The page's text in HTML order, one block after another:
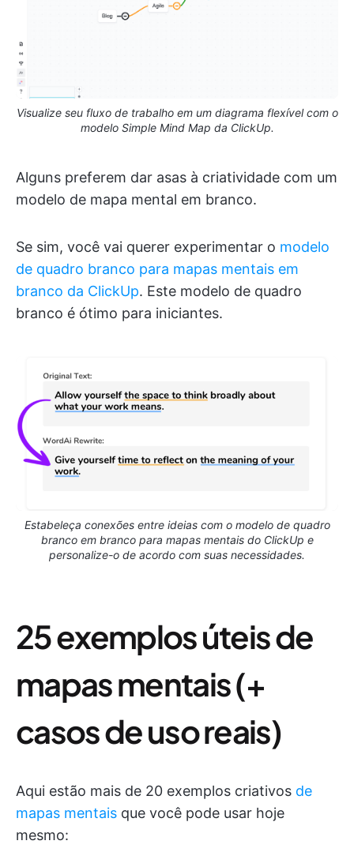
Visualize seu fluxo de trabalho em um diagrama flexível com o
modelo Simple Mind Map da ClickUp.
Alguns preferem dar asas à criatividade com um
modelo de mapa mental em branco.
Se sim, você vai querer experimentar o modelo
de quadro branco para mapas mentais em
branco da ClickUp. Este modelo de quadro
branco é ótimo para iniciantes.
Estabeleça conexões entre ideias com o modelo de quadro
branco em branco para mapas mentais do ClickUp e
personalize-o de acordo com suas necessidades.
25 exemplos úteis de
mapas mentais (+
casos de uso reais)
Aqui estão mais de 20 exemplos criativos de
mapas mentais que você pode usar hoje
mesmo: